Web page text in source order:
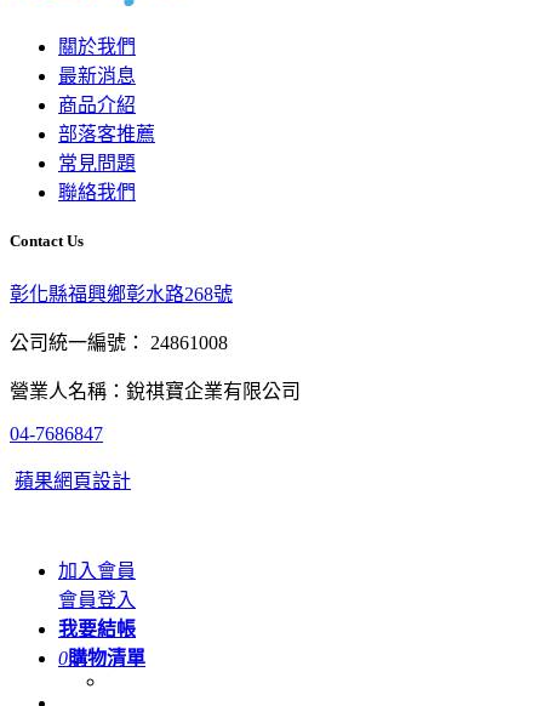
關於我們
最新消息
商品介紹
部落客推薦
常見問題
聯絡我們
Contact Us
彰化縣福興鄉彰水路268號
公司統一編號： 24861008
營業人名稱：銳祺寶企業有限公司
04-7686847
蘋果網頁設計
加入會員
會員登入
我要結帳
0購物清單